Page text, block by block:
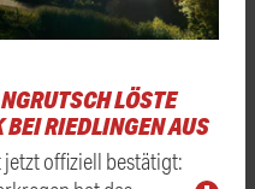
LÖSTE
RIEDLINGEN AUS
offiziell bestätigt: